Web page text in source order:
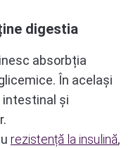
digestia
absorbția
În același
și
rezistență la insulină,